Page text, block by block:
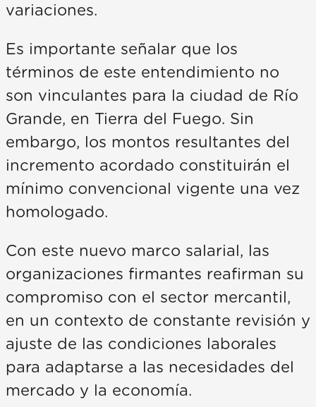
variaciones.
Es importante señalar que los
términos de este entendimiento no
son vinculantes para la ciudad de Río
Grande, en Tierra del Fuego. Sin
embargo, los montos resultantes del
incremento acordado constituirán el
mínimo convencional vigente una vez
homologado.
Con este nuevo marco salarial, las
organizaciones firmantes reafirman su
compromiso con el sector mercantil,
en un contexto de constante revisión y
ajuste de las condiciones laborales
para adaptarse a las necesidades del
mercado y la economía.